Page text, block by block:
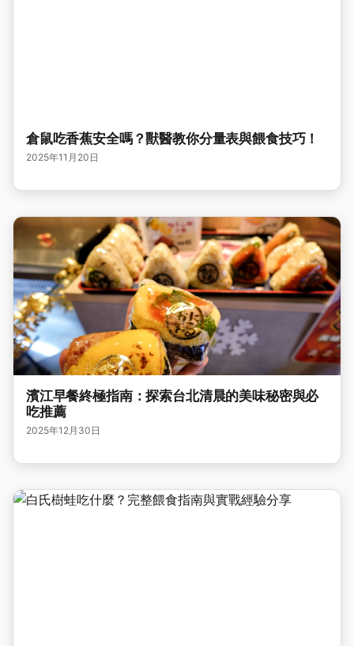
倉鼠吃香蕉安全嗎？獸醫教你分量表與餵食技巧！
2025年11月20日
濱江早餐終極指南：探索台北清晨的美味秘密與必
吃推薦
2025年12月30日